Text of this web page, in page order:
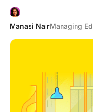
Manasi NairManaging